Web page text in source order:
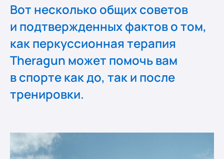
Вот несколько общих советов
и подтвержденных фактов о том,
как перкуссионная терапия
Theragun может помочь вам
в спорте как до, так и после
тренировки.